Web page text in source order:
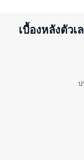
เบื้องหลังตัว
ป